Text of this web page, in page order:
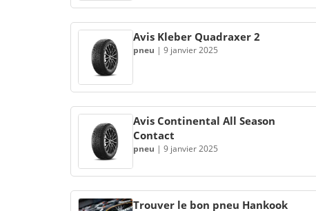
Avis Kleber Quadraxer 2
pneu | 9 janvier 2025
Avis Continental All Season
Contact
pneu | 9 janvier 2025
Trouver le bon pneu Hankook